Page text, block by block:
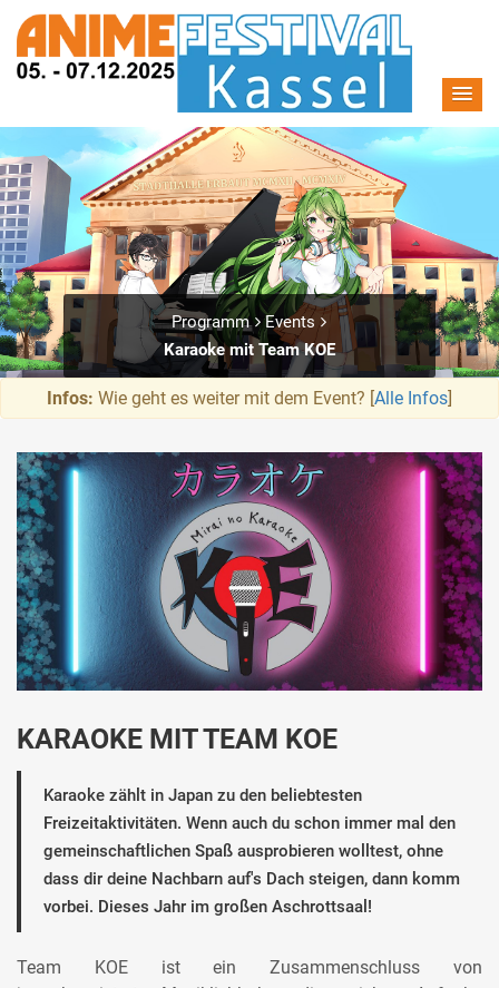
Programm
Events
Karaoke mit Team KOE
Infos: Wie geht es weiter mit dem Event? [Alle Infos]
KARAOKE MIT TEAM KOE
Karaoke zählt in Japan zu den beliebtesten
Freizeitaktivitäten. Wenn auch du schon immer mal den
gemeinschaftlichen Spaß ausprobieren wolltest, ohne
dass dir deine Nachbarn auf's Dach steigen, dann komm
vorbei. Dieses Jahr im großen Aschrottsaal!
Team KOE ist ein Zusammenschluss von